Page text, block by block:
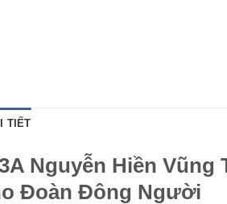
TIẾT
Nguyễn Hiền Vũng
Đoàn Đông Người